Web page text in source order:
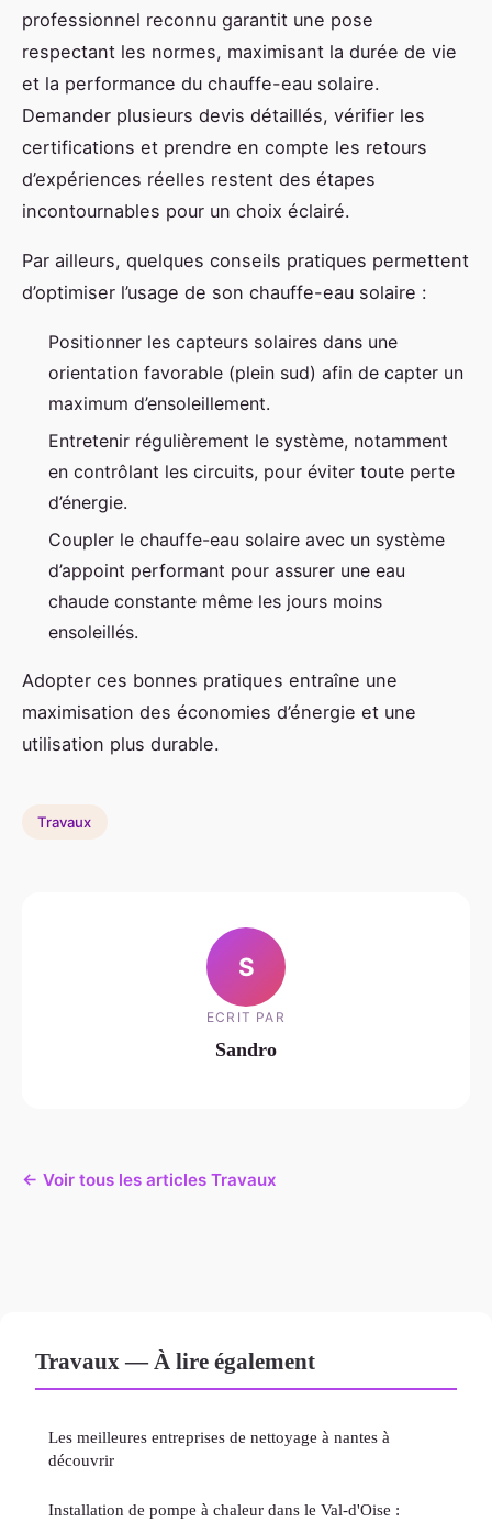
professionnel reconnu garantit une pose
respectant les normes, maximisant la durée de vie
et la performance du chauffe-eau solaire.
Demander plusieurs devis détaillés, vérifier les
certifications et prendre en compte les retours
d’expériences réelles restent des étapes
incontournables pour un choix éclairé.
Par ailleurs, quelques conseils pratiques permettent
d’optimiser l’usage de son chauffe-eau solaire :
Positionner les capteurs solaires dans une
orientation favorable (plein sud) afin de capter un
maximum d’ensoleillement.
Entretenir régulièrement le système, notamment
en contrôlant les circuits, pour éviter toute perte
d’énergie.
Coupler le chauffe-eau solaire avec un système
d’appoint performant pour assurer une eau
chaude constante même les jours moins
ensoleillés.
Adopter ces bonnes pratiques entraîne une
maximisation des économies d’énergie et une
utilisation plus durable.
Travaux
S
ECRIT PAR
Sandro
← Voir tous les articles Travaux
Travaux — À lire également
Les meilleures entreprises de nettoyage à nantes à
découvrir
Installation de pompe à chaleur dans le Val-d'Oise :